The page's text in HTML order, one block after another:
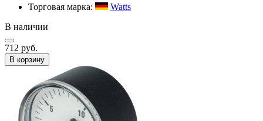
Торговая марка:
Watts
В наличии
712 руб.
В корзину